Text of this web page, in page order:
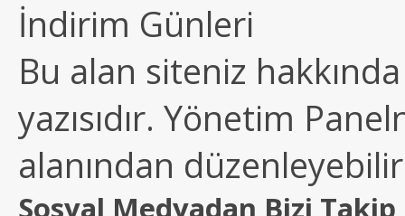
İndirim Günleri
Bu alan siteniz
yazısıdır. Yönetim
alanından
Sosyal Medyadan Bizi Takip